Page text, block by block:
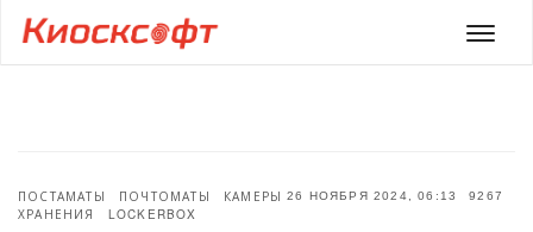
Меню
26 НОЯБРЯ 2024, 06:13 9267
ПОСТАМАТЫ ПОЧТОМАТЫ
КАМЕРЫ
ХРАНЕНИЯ
LOCKERBOX